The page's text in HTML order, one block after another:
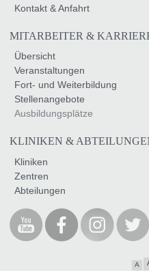
Kontakt & Anfahrt
MITARBEITER &
Übersicht
Veranstaltungen
Fort- und Weiterbildung
Stellenangebote
Ausbildungsplätze
KLINIKEN &
Kliniken
Zentren
Abteilungen
A